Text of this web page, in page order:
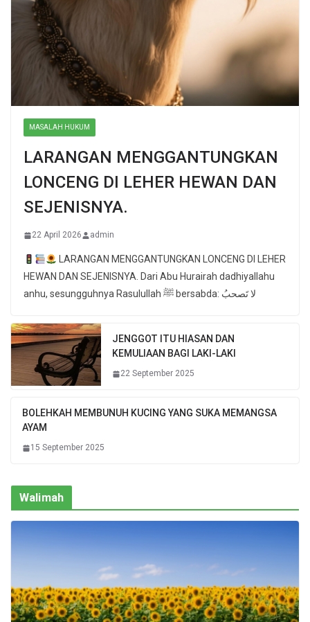
MASALAH HUKUM
LARANGAN MENGGANTUNGKAN
LONCENG DI LEHER HEWAN DAN
SEJENISNYA.
22 April 2026 admin
LARANGAN MENGGANTUNGKAN LONCENG DI LEHER
HEWAN DAN SEJENISNYA. Dari Abu Hurairah dadhiyallahu
anhu, sesungguhnya Rasulullah ﷺ bersabda: لا تَصحبُ
JENGGOT ITU HIASAN DAN
KEMULIAAN BAGI LAKI-LAKI
22 September 2025
BOLEHKAH MEMBUNUH KUCING YANG SUKA MEMANGSA
AYAM
15 September 2025
Walimah